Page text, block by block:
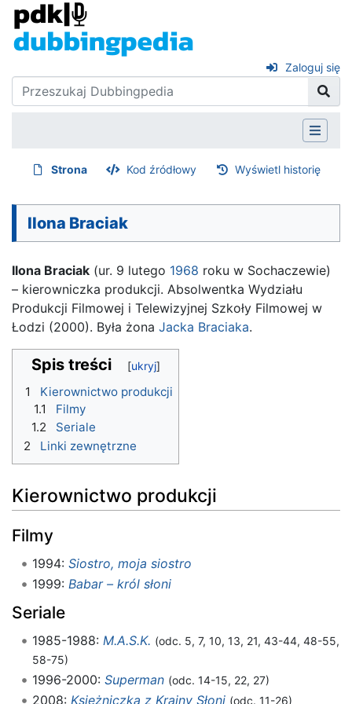
Zaloguj się
Strona Kod źródłowy Wyświetl historię
Ilona Braciak
Ilona Braciak (ur. 9 lutego 1968 roku w Sochaczewie)
– kierowniczka produkcji. Absolwentka Wydziału
Produkcji Filmowej i Telewizyjnej Szkoły Filmowej w
Łodzi (2000). Była żona Jacka Braciaka.
Spis treści
1
Kierownictwo produkcji
1.1
Filmy
1.2
Seriale
2
Linki zewnętrzne
Kierownictwo produkcji
Filmy
1994: Siostro, moja siostro
1999: Babar – król słoni
Seriale
1985-1988: M.A.S.K. (odc. 5, 7, 10, 13, 21, 43-44, 48-55,
58-75)
1996-2000: Superman (odc. 14-15, 22, 27)
2008: Księżniczka z Krainy Słoni (odc. 11-26)